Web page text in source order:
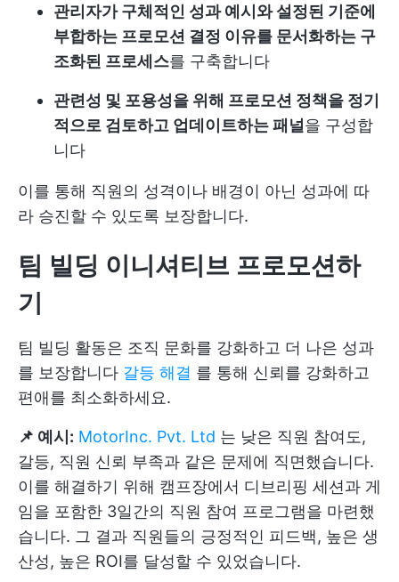
관리자가 구체적인 성과 예시와 설정된 기준에
부합하는 프로모션 결정 이유를 문서화하는 구
조화된 프로세스를 구축합니다
관련성 및 포용성을 위해 프로모션 정책을 정기
적으로 검토하고 업데이트하는 패널을 구성합
니다
이를 통해 직원의 성격이나 배경이 아닌 성과에 따
라 승진할 수 있도록 보장합니다.
팀 빌딩 이니셔티브 프로모션하
기
팀 빌딩 활동은 조직 문화를 강화하고 더 나은 성과
를 보장합니다 갈등 해결 를 통해 신뢰를 강화하고
편애를 최소화하세요.
📌 예시: MotorInc. Pvt. Ltd 는 낮은 직원 참여도,
갈등, 직원 신뢰 부족과 같은 문제에 직면했습니다.
이를 해결하기 위해 캠프장에서 디브리핑 세션과 게
임을 포함한 3일간의 직원 참여 프로그램을 마련했
습니다. 그 결과 직원들의 긍정적인 피드백, 높은 생
산성, 높은 ROI를 달성할 수 있었습니다.